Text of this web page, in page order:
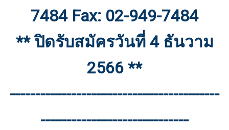
7484 Fax: 02-949-7484
** ปิดรับสมัครวันที่ 4 ธันวาม
2566 **
-----------------------------------------
-----------------------------